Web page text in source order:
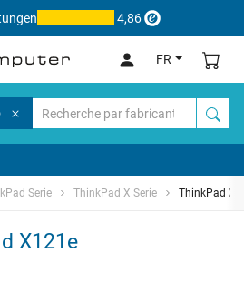
4,86
FR
Serie ThinkPad X Serie ThinkPad
X121e